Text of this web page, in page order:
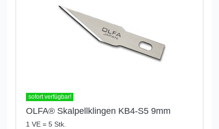
sofort verfügbar!
OLFA® Skalpellklingen KB4-S5 9mm
1 VE = 5 Stk.